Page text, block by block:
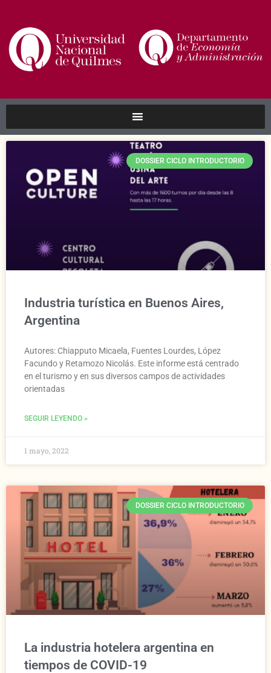
DOSSIER CICLO INTRODUCTORIO
Industria turística en Buenos Aires,
Argentina
Autores: Chiapputo Micaela, Fuentes Lourdes, López
Facundo y Retamozo Nicolás. Este informe está centrado
en el turismo y en sus diversos campos de actividades
orientadas
SEGUIR LEYENDO »
1 mayo, 2022
DOSSIER CICLO INTRODUCTORIO
La industria hotelera argentina en
tiempos de COVID-19